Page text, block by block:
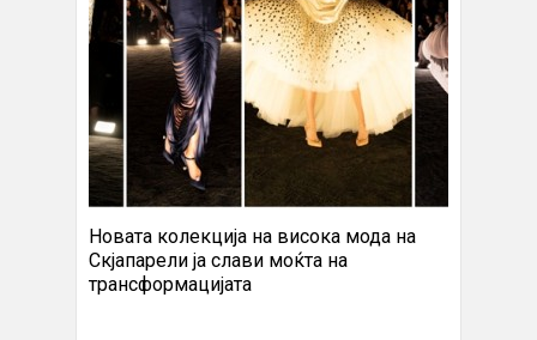
Новата колекција на висока мода на
Скјапарели ја слави моќта на
трансформацијата